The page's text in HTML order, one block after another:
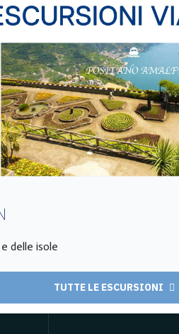
delle isole
TUTTE LE ESCURSIONI